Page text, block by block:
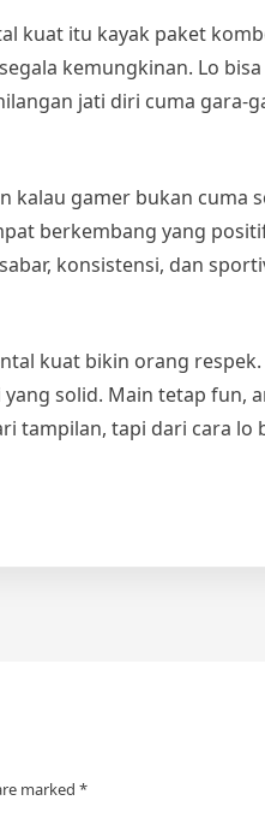
kuat itu kayak paket
kemungkinan. Lo
jati diri cuma gara-
gamer bukan cuma
berkembang yang
konsistensi, dan
kuat bikin orang
solid. Main tetap fun,
tampilan, tapi dari cara lo
marked *